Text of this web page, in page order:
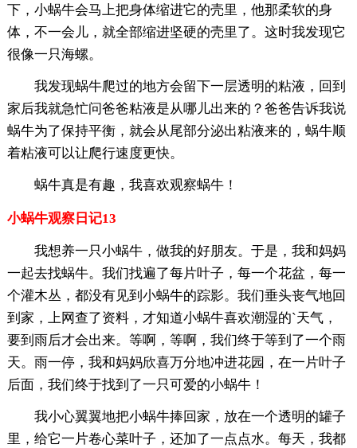
下，小蜗牛会马上把身体缩进它的壳里，他那柔软的身
体，不一会儿，就全部缩进坚硬的壳里了。这时我发现它
很像一只海螺。
我发现蜗牛爬过的地方会留下一层透明的粘液，回到
家后我就急忙问爸爸粘液是从哪儿出来的？爸爸告诉我说
蜗牛为了保持平衡，就会从尾部分泌出粘液来的，蜗牛顺
着粘液可以让爬行速度更快。
蜗牛真是有趣，我喜欢观察蜗牛！
小蜗牛观察日记13
我想养一只小蜗牛，做我的好朋友。于是，我和妈妈
一起去找蜗牛。我们找遍了每片叶子，每一个花盆，每一
个灌木丛，都没有见到小蜗牛的踪影。我们垂头丧气地回
到家，上网查了资料，才知道小蜗牛喜欢潮湿的`天气，
要到雨后才会出来。等啊，等啊，我们终于等到了一个雨
天。雨一停，我和妈妈欣喜万分地冲进花园，在一片叶子
后面，我们终于找到了一只可爱的小蜗牛！
我小心翼翼地把小蜗牛捧回家，放在一个透明的罐子
里，给它一片卷心菜叶子，还加了一点点水。每天，我都